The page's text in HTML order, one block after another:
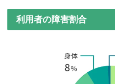
利用者の障害割合